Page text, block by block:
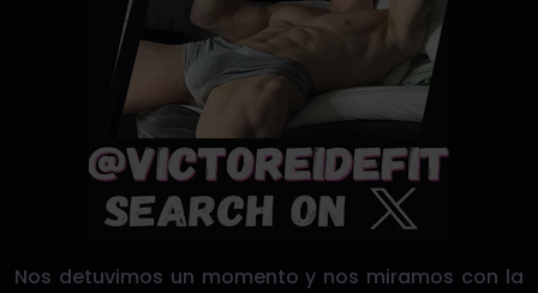
Nos detuvimos un momento y nos miramos con la